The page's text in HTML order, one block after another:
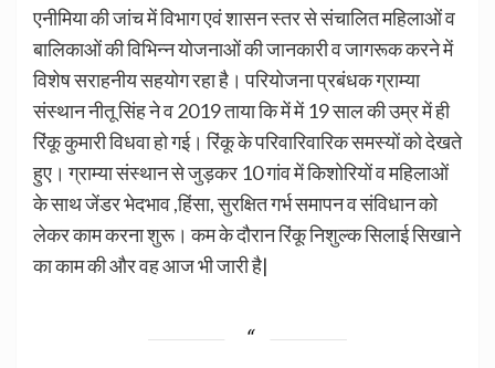
एनीमिया की जांच में विभाग एवं शासन स्तर से संचालित महिलाओं व
बालिकाओं की विभिन्न योजनाओं की जानकारी व जागरूक करने में
विशेष सराहनीय सहयोग रहा है। परियोजना प्रबंधक ग्राम्या
संस्थान नीतू सिंह ने व 2019 ताया कि में में 19 साल की उम्र में ही
रिंकू कुमारी विधवा हो गई। रिंकू के परिवारिवारिक समस्यों को देखते
हुए। ग्राम्या संस्थान से जुड़कर 10 गांव में किशोरियों व महिलाओं
के साथ जेंडर भेदभाव ,हिंसा, सुरक्षित गर्भ समापन व संविधान को
लेकर काम करना शुरू। कम के दौरान रिंकू निशुल्क सिलाई सिखाने
का काम की और वह आज भी जारी है|